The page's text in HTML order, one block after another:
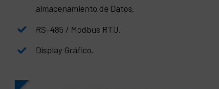
almacenamiento de Datos.
RS-485 / Modbus RTU.
Display Gráfico.